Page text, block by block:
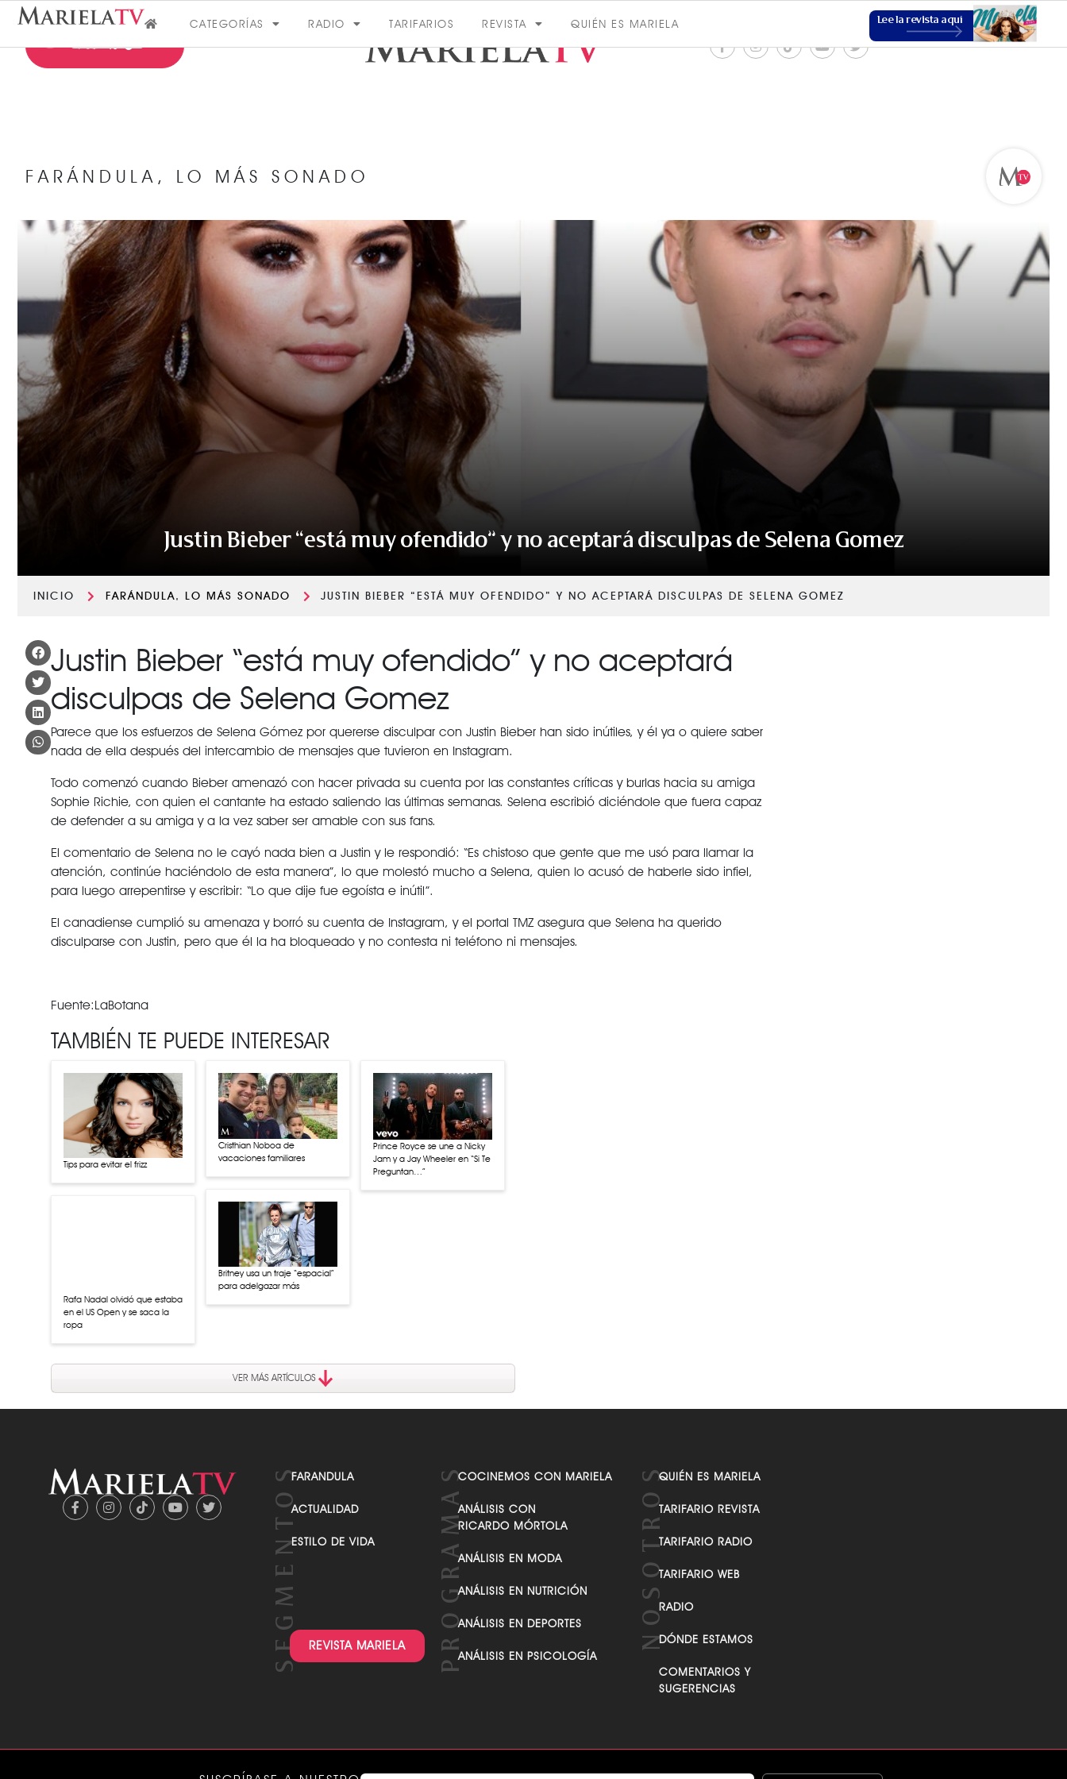
CATEGORÍAS RADIO TARIFARIOS REVISTA QUIÉN ES MARIELA Lee la revista aquí
VER MÁS VER MÁS
VER TODAS LAS CATEGORÍAS
FARÁNDULA , LO MÁS SONADO
Justin Bieber “está muy ofendido” y no aceptará disculpas de Selena Gomez
INICIO FARÁNDULA, LO MÁS SONADO JUSTIN BIEBER “ESTÁ MUY OFENDIDO” Y NO ACEPTARÁ DISCULPAS DE SELENA GOMEZ
Justin Bieber “está muy ofendido” y no aceptará
disculpas de Selena Gomez
Parece que los esfuerzos de Selena Gómez por quererse disculpar con Justin Bieber han sido inútiles, y él ya o quiere saber
nada de ella después del intercambio de mensajes que tuvieron en Instagram.
Todo comenzó cuando Bieber amenazó con hacer privada su cuenta por las constantes críticas y burlas hacia su amiga
Sophie Richie, con quien el cantante ha estado saliendo las últimas semanas. Selena escribió diciéndole que fuera capaz
de defender a su amiga y a la vez saber ser amable con sus fans.
El comentario de Selena no le cayó nada bien a Justin y le respondió: “Es chistoso que gente que me usó para llamar la
atención, continúe haciéndolo de esta manera”, lo que molestó mucho a Selena, quien lo acusó de haberle sido infiel,
para luego arrepentirse y escribir: “Lo que dije fue egoísta e inútil”.
El canadiense cumplió su amenaza y borró su cuenta de Instagram, y el portal TMZ asegura que Selena ha querido
disculparse con Justin, pero que él la ha bloqueado y no contesta ni teléfono ni mensajes.
Fuente:LaBotana
TAMBIÉN TE PUEDE INTERESAR
Tips para evitar el frizz
Rafa Nadal olvidó que estaba
en el US Open y se saca la
ropa
Cristhian Noboa de
vacaciones familiares
Britney usa un traje “espacial”
para adelgazar más
Prince Royce se une a Nicky
Jam y a Jay Wheeler en “Si Te
Preguntan…”
VER MÁS ARTÍCULOS
FARANDULA
ACTUALIDAD
ESTILO DE VIDA
REVISTA MARIELA
COCINEMOS CON MARIELA
ANÁLISIS CON
RICARDO MÓRTOLA
ANÁLISIS EN MODA
ANÁLISIS EN NUTRICIÓN
ANÁLISIS EN DEPORTES
ANÁLISIS EN PSICOLOGÍA
QUIÉN ES MARIELA
TARIFARIO REVISTA
TARIFARIO RADIO
TARIFARIO WEB
RADIO
DÓNDE ESTAMOS
COMENTARIOS Y
SUGERENCIAS